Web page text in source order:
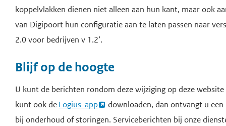
koppelvlakken dienen niet alleen aan hun kant, maar ook
van Digipoort hun configuratie aan te laten passen naar
2.0 voor bedrijven v 1.2’.
Blijf op de hoogte
U kunt de berichten rondom deze wijziging op deze website
kunt ook deLogius-app
downloaden, dan ontvangt u
bij onderhoud of storingen. Serviceberichten bij onze